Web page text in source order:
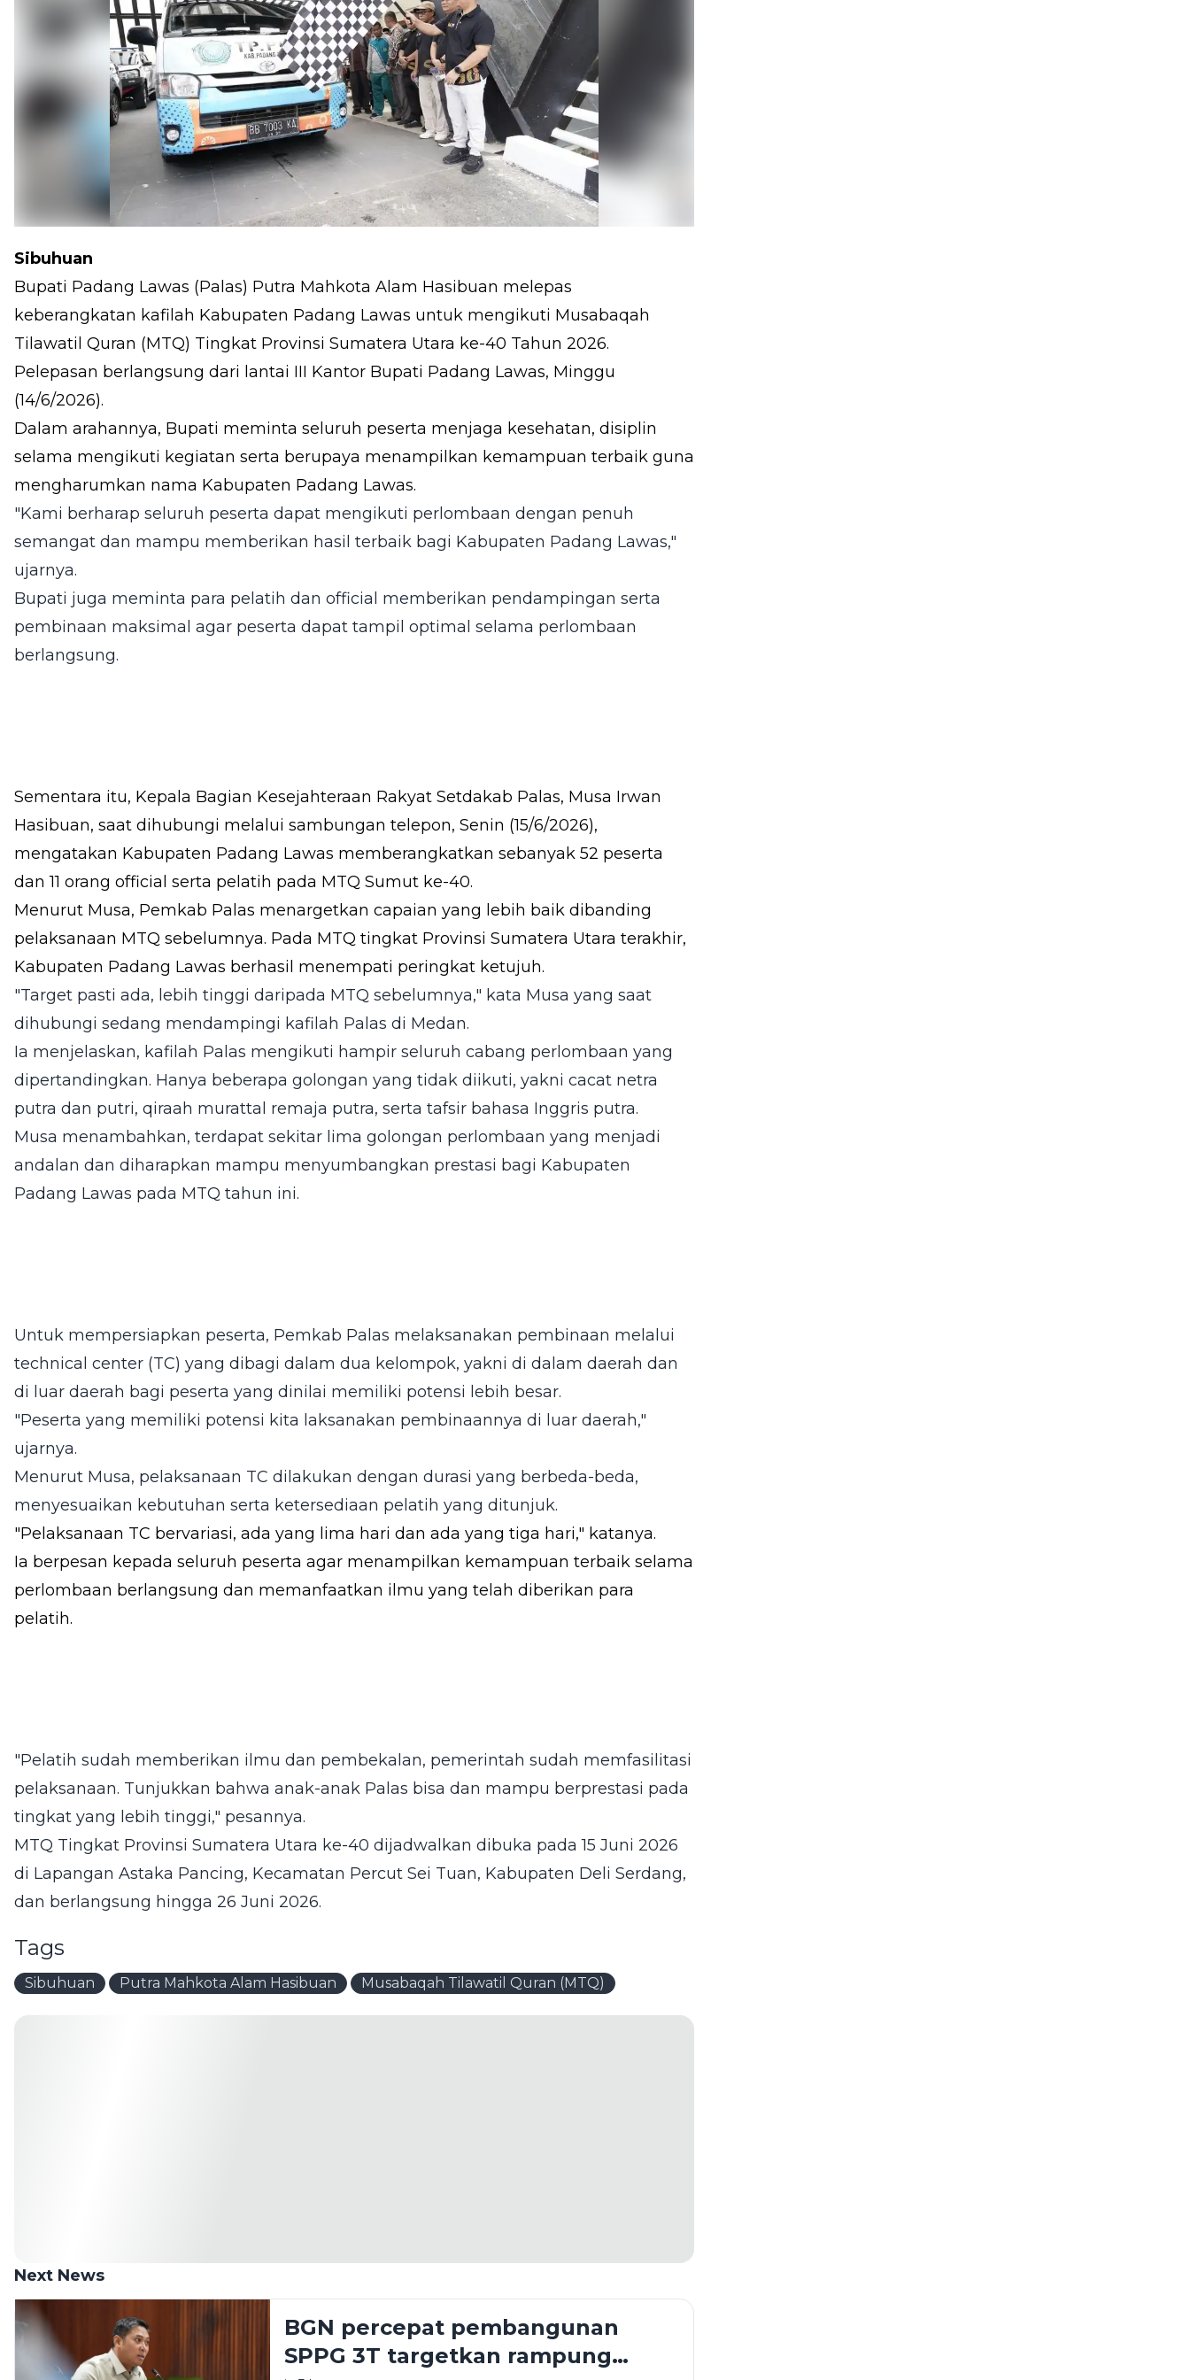
Sibuhuan
Bupati Padang Lawas (Palas) Putra Mahkota Alam Hasibuan melepas
keberangkatan kafilah Kabupaten Padang Lawas untuk mengikuti Musabaqah
Tilawatil Quran (MTQ) Tingkat Provinsi Sumatera Utara ke-40 Tahun 2026.
Pelepasan berlangsung dari lantai III Kantor Bupati Padang Lawas, Minggu
(14/6/2026).
Dalam arahannya, Bupati meminta seluruh peserta menjaga kesehatan, disiplin
selama mengikuti kegiatan serta berupaya menampilkan kemampuan terbaik guna
mengharumkan nama Kabupaten Padang Lawas.
"Kami berharap seluruh peserta dapat mengikuti perlombaan dengan penuh
semangat dan mampu memberikan hasil terbaik bagi Kabupaten Padang Lawas,"
ujarnya.
Bupati juga meminta para pelatih dan official memberikan pendampingan serta
pembinaan maksimal agar peserta dapat tampil optimal selama perlombaan
berlangsung.
Sementara itu, Kepala Bagian Kesejahteraan Rakyat Setdakab Palas, Musa Irwan
Hasibuan, saat dihubungi melalui sambungan telepon, Senin (15/6/2026),
mengatakan Kabupaten Padang Lawas memberangkatkan sebanyak 52 peserta
dan 11 orang official serta pelatih pada MTQ Sumut ke-40.
Menurut Musa, Pemkab Palas menargetkan capaian yang lebih baik dibanding
pelaksanaan MTQ sebelumnya. Pada MTQ tingkat Provinsi Sumatera Utara terakhir,
Kabupaten Padang Lawas berhasil menempati peringkat ketujuh.
"Target pasti ada, lebih tinggi daripada MTQ sebelumnya," kata Musa yang saat
dihubungi sedang mendampingi kafilah Palas di Medan.
Ia menjelaskan, kafilah Palas mengikuti hampir seluruh cabang perlombaan yang
dipertandingkan. Hanya beberapa golongan yang tidak diikuti, yakni cacat netra
putra dan putri, qiraah murattal remaja putra, serta tafsir bahasa Inggris putra.
Musa menambahkan, terdapat sekitar lima golongan perlombaan yang menjadi
andalan dan diharapkan mampu menyumbangkan prestasi bagi Kabupaten
Padang Lawas pada MTQ tahun ini.
Untuk mempersiapkan peserta, Pemkab Palas melaksanakan pembinaan melalui
technical center (TC) yang dibagi dalam dua kelompok, yakni di dalam daerah dan
di luar daerah bagi peserta yang dinilai memiliki potensi lebih besar.
"Peserta yang memiliki potensi kita laksanakan pembinaannya di luar daerah,"
ujarnya.
Menurut Musa, pelaksanaan TC dilakukan dengan durasi yang berbeda-beda,
menyesuaikan kebutuhan serta ketersediaan pelatih yang ditunjuk.
"Pelaksanaan TC bervariasi, ada yang lima hari dan ada yang tiga hari," katanya.
Ia berpesan kepada seluruh peserta agar menampilkan kemampuan terbaik selama
perlombaan berlangsung dan memanfaatkan ilmu yang telah diberikan para
pelatih.
"Pelatih sudah memberikan ilmu dan pembekalan, pemerintah sudah memfasilitasi
pelaksanaan. Tunjukkan bahwa anak-anak Palas bisa dan mampu berprestasi pada
tingkat yang lebih tinggi," pesannya.
MTQ Tingkat Provinsi Sumatera Utara ke-40 dijadwalkan dibuka pada 15 Juni 2026
di Lapangan Astaka Pancing, Kecamatan Percut Sei Tuan, Kabupaten Deli Serdang,
dan berlangsung hingga 26 Juni 2026.
Tags
Sibuhuan Putra Mahkota Alam Hasibuan Musabaqah Tilawatil Quran (MTQ)
Next News
BGN percepat pembangunan
SPPG 3T targetkan rampung